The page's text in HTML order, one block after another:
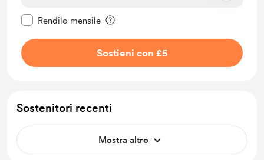
Rendilo mensile
Sostieni con £5
Sostenitori recenti
Mostra altro